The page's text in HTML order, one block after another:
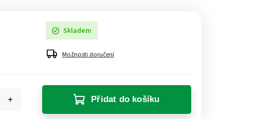
Skladem
Možnosti doručení
Přidat do košíku